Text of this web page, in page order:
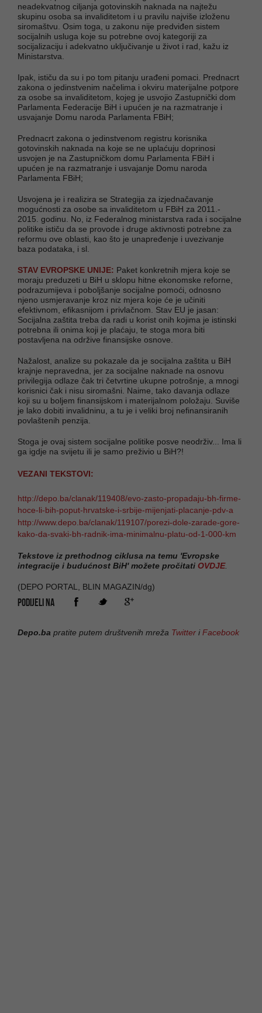
neadekvatnog ciljanja gotovinskih naknada na najtežu
skupinu osoba sa invaliditetom i u pravilu najviše izloženu
siromaštvu. Osim toga, u zakonu nije predviđen sistem
socijalnih usluga koje su potrebne ovoj kategoriji za
socijalizaciju i adekvatno uključivanje u život i rad, kažu iz
Ministarstva.
Ipak, ističu da su i po tom pitanju urađeni pomaci. Prednacrt
zakona o jedinstvenim načelima i okviru materijalne potpore
za osobe sa invaliditetom, kojeg je usvojio Zastupnički dom
Parlamenta Federacije BiH i upućen je na razmatranje i
usvajanje Domu naroda Parlamenta FBiH;
Prednacrt zakona o jedinstvenom registru korisnika
gotovinskih naknada na koje se ne uplaćuju doprinosi
usvojen je na Zastupničkom domu Parlamenta FBiH i
upućen je na razmatranje i usvajanje Domu naroda
Parlamenta FBiH;
Usvojena je i realizira se Strategija za izjednačavanje
mogućnosti za osobe sa invaliditetom u FBiH za 2011.-
2015. godinu. No, iz Federalnog ministarstva rada i socijalne
politike ističu da se provode i druge aktivnosti potrebne za
reformu ove oblasti, kao što je unapređenje i uvezivanje
baza podataka, i sl.
STAV EVROPSKE UNIJE: Paket konkretnih mjera koje se
moraju preduzeti u BiH u sklopu hitne ekonomske reforne,
podrazumijeva i poboljšanje socijalne pomoći, odnosno
njeno usmjeravanje kroz niz mjera koje će je učiniti
efektivnom, efikasnijom i privlačnom. Stav EU je jasan:
Socijalna zaštita treba da radi u korist onih kojima je istinski
potrebna ili onima koji je plaćaju, te stoga mora biti
postavljena na održive finansijske osnove.
Nažalost, analize su pokazale da je socijalna zaštita u BiH
krajnje nepravedna, jer za socijalne naknade na osnovu
privilegija odlaze čak tri četvrtine ukupne potrošnje, a mnogi
korisnici čak i nisu siromašni. Naime, tako davanja odlaze
koji su u boljem finansijskom i materijalnom položaju. Suviše
je lako dobiti invalidninu, a tu je i veliki broj nefinansiranih
povlaštenih penzija.
Stoga je ovaj sistem socijalne politike posve neodrživ... Ima li
ga igdje na svijetu ili je samo preživio u BiH?!
VEZANI TEKSTOVI:
http://depo.ba/clanak/119408/evo-zasto-propadaju-bh-firme-
hoce-li-bih-poput-hrvatske-i-srbije-mijenjati-placanje-pdv-a
http://www.depo.ba/clanak/119107/porezi-dole-zarade-gore-
kako-da-svaki-bh-radnik-ima-minimalnu-platu-od-1-000-km
Tekstove iz prethodnog ciklusa na temu 'Evropske
integracije i budućnost BiH' možete pročitati OVDJE.
(DEPO PORTAL, BLIN MAGAZIN/dg)
PODIJELI NA
Depo.ba pratite putem društvenih mreža Twitter iFacebook